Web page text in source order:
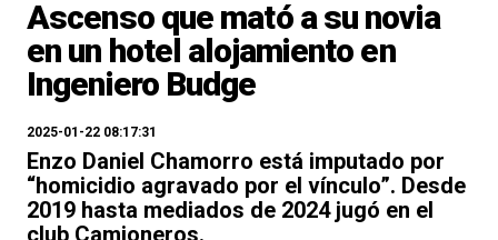
Ascenso que mató a su novia
en un hotel alojamiento en
Ingeniero Budge
2025-01-22 08:17:31
Enzo Daniel Chamorro está imputado por
“homicidio agravado por el vínculo”. Desde
2019 hasta mediados de 2024 jugó en el
club Camioneros.